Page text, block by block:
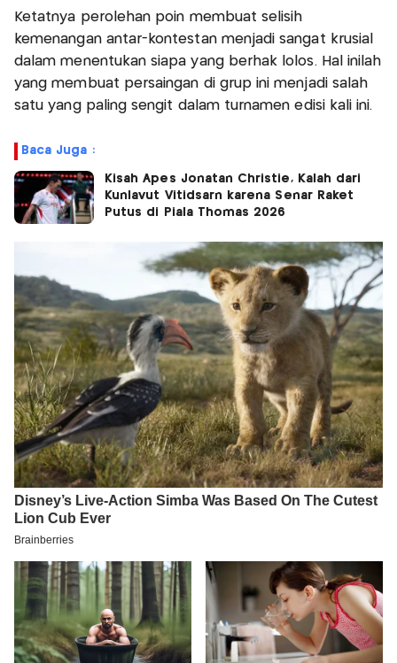
Ketatnya perolehan poin membuat selisih
kemenangan antar-kontestan menjadi sangat krusial
dalam menentukan siapa yang berhak lolos. Hal inilah
yang membuat persaingan di grup ini menjadi salah
satu yang paling sengit dalam turnamen edisi kali ini.
Baca Juga :
Kisah Apes Jonatan Christie, Kalah dari
Kunlavut Vitidsarn karena Senar Raket
Putus di Piala Thomas 2026